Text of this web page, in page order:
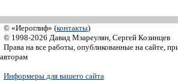
© «Иероглиф» (контакты)
© 1998-2026 Давид Мзареулян, Сергей Козинцев
Права на все работы, опубликованные на сайте,
авторам
Информеры для вашего сайта